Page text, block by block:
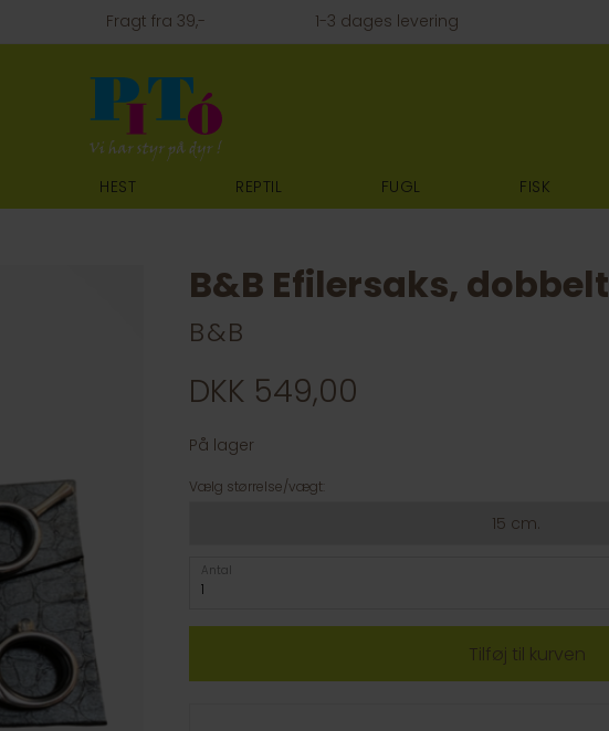
Fragt fra 39,- 1-3 dages levering
HEST REPTIL FUGL FISK
B&B Efilersaks, dobbelt
B&B
DKK 549,00
På lager
Vælg størrelse/vægt:
15 cm.
Antal